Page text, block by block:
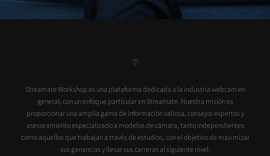
Streamate Workshop es una plataforma dedicada a la industria webcam en
general, con un enfoque particular en Streamate. Nuestra misión es
proporcionar una amplia gama de información valiosa, consejos expertos y
asesoramiento especializado a modelos de cámara, tanto independientes
como aquellos que trabajan a través de estudios, con el objetivo de maximizar
sus ganancias y llevar sus carreras al siguiente nivel.